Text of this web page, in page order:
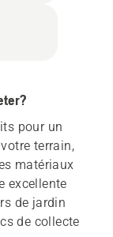
pour un
terrain,
matériaux
excellente
de jardin
de collecte